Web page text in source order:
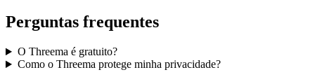
Perguntas frequentes
O Threema é gratuito?
Como o Threema protege minha privacidade?